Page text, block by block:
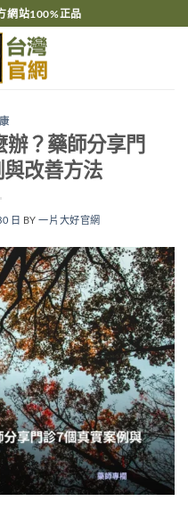
網站100%正品
？藥師分享門
改善方法
日 BY一片大好官網